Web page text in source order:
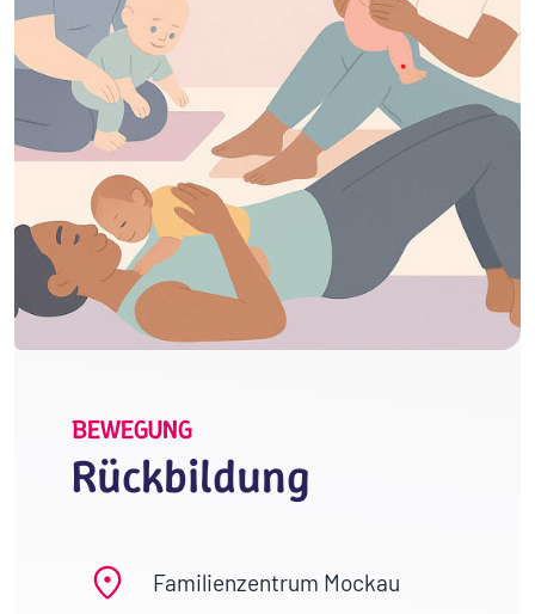
BEWEGUNG
Rückbildung
Familienzentrum Mockau